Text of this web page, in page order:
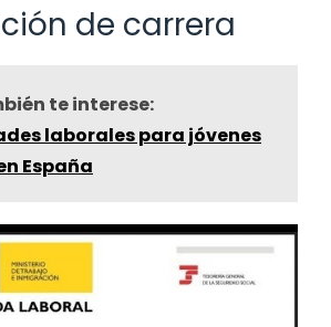
de carrera
te interese:
laborales para jóvenes
España